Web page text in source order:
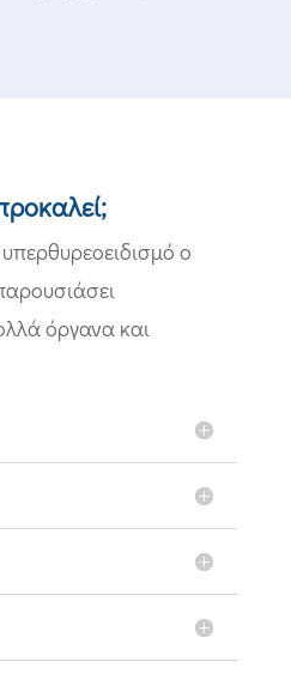
ο
όργανα και